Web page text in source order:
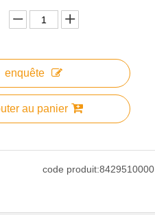
enquête
au panier
code produit:8429510000